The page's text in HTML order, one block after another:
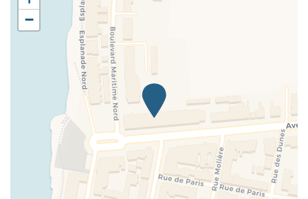
Mikrowellenherd
Nicht zugänglich für Rollstühle
Queen-Bett
Rauchmelder
Reisebettchen
Schränke im Zimmer
Selbst zubereitete Mahlzeiten
Shelling
Strand
−